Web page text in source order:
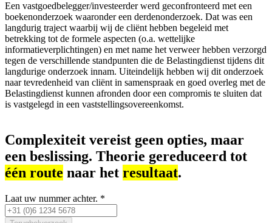
Een vastgoedbelegger/investeerder werd geconfronteerd met een
boekenonderzoek waaronder een derdenonderzoek. Dat was een
langdurig traject waarbij wij de cliënt hebben begeleid met
betrekking tot de formele aspecten (o.a. wettelijke
informatieverplichtingen) en met name het verweer hebben verzorgd
tegen de verschillende standpunten die de Belastingdienst tijdens dit
langdurige onderzoek innam. Uiteindelijk hebben wij dit onderzoek
naar tevredenheid van cliënt in samenspraak en goed overleg met de
Belastingdienst kunnen afronden door een compromis te sluiten dat
is vastgelegd in een vaststellingsovereenkomst.
Complexiteit vereist geen opties, maar
een beslissing. Theorie gereduceerd tot
één route naar het resultaat.
Laat uw nummer achter. *